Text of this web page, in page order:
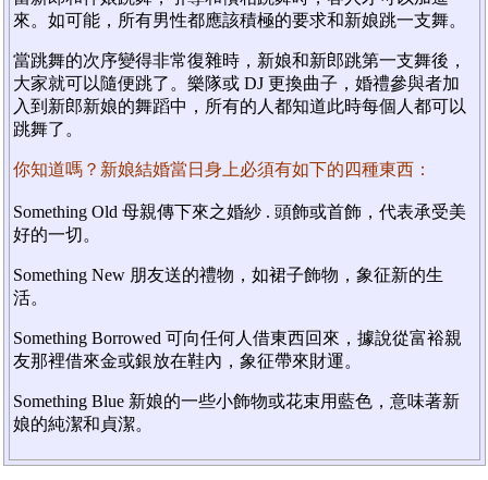
來。如可能，所有男性都應該積極的要求和新娘跳一支舞。
當跳舞的次序變得非常復雜時，新娘和新郎跳第一支舞後，
大家就可以隨便跳了。樂隊或 DJ 更換曲子，婚禮參與者加
入到新郎新娘的舞蹈中，所有的人都知道此時每個人都可以
跳舞了。
你知道嗎？新娘結婚當日身上必須有如下的四種東西：
Something Old 母親傳下來之婚紗 . 頭飾或首飾，代表承受美
好的一切。
Something New 朋友送的禮物，如裙子飾物，象征新的生
活。
Something Borrowed 可向任何人借東西回來，據說從富裕親
友那裡借來金或銀放在鞋內，象征帶來財運。
Something Blue 新娘的一些小飾物或花束用藍色，意味著新
娘的純潔和貞潔。